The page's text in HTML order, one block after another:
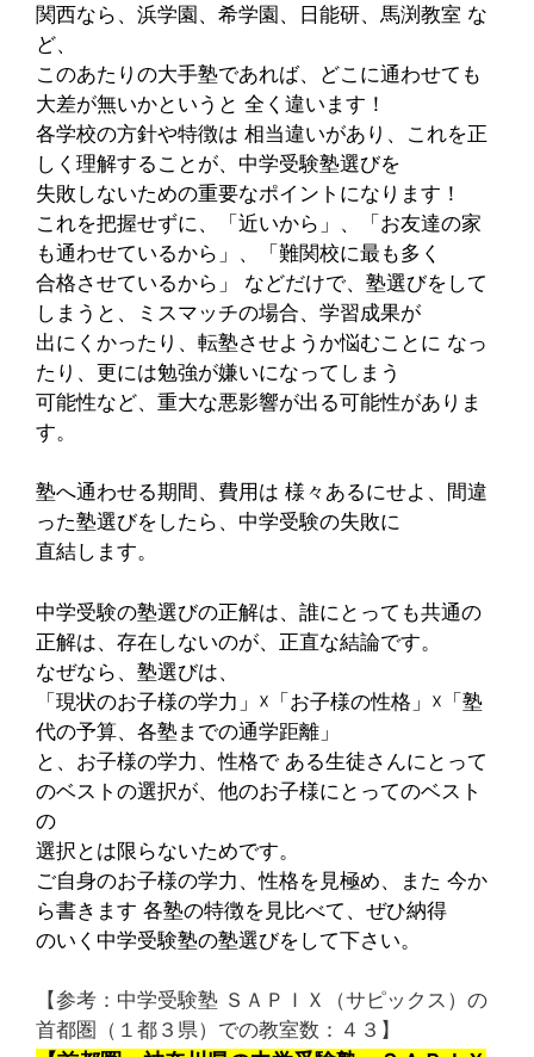
関西なら、浜学園、希学園、日能研、馬渕教室 な
ど、
このあたりの大手塾であれば、どこに通わせても
大差が無いかというと 全く違います！
各学校の方針や特徴は 相当違いがあり、これを正
しく理解することが、中学受験塾選びを
失敗しないための重要なポイントになります！
これを把握せずに、「近いから」、「お友達の家
も通わせているから」、「難関校に最も多く
合格させているから」 などだけで、塾選びをして
しまうと、ミスマッチの場合、学習成果が
出にくかったり、転塾させようか悩むことに なっ
たり、更には勉強が嫌いになってしまう
可能性など、重大な悪影響が出る可能性がありま
す。
塾へ通わせる期間、費用は 様々あるにせよ、間違
った塾選びをしたら、中学受験の失敗に
直結します。
中学受験の塾選びの正解は、誰にとっても共通の
正解は、存在しないのが、正直な結論です。
なぜなら、塾選びは、
「現状のお子様の学力」☓「お子様の性格」☓「塾
代の予算、各塾までの通学距離」
と、お子様の学力、性格で ある生徒さんにとって
のベストの選択が、他のお子様にとってのベスト
の
選択とは限らないためです。
ご自身のお子様の学力、性格を見極め、また 今か
ら書きます 各塾の特徴を見比べて、ぜひ納得
のいく 中学受験塾の塾選びをして下さい。
【参考：中学受験塾 ＳＡＰＩＸ（サピックス）の
首都圏（１都３県）での教室数：４３】